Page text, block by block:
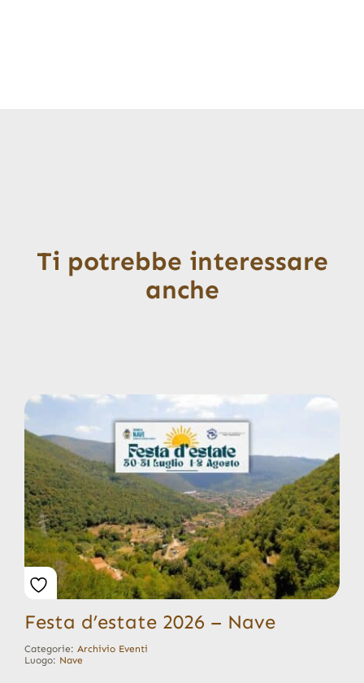
Ti potrebbe interessare
anche
Festa d’estate 2026 – Nave
Categorie: Archivio Eventi
Luogo: Nave